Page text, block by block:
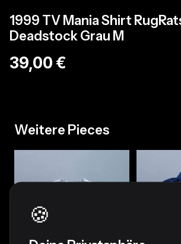
1999 TV Mania Shirt
Deadstock Grau M
39,00 €
Weitere Pieces
🍪